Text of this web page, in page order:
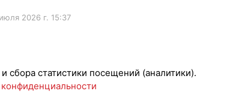
2026 г. 15:37
сбора статистики посещений (аналитики).